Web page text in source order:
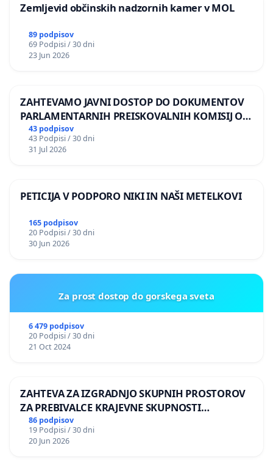
Zemljevid občinskih nadzornih kamer v MOL
89 podpisov
69 Podpisi / 30 dni
23 Jun 2026
ZAHTEVAMO JAVNI DOSTOP DO DOKUMENTOV
PARLAMENTARNIH PREISKOVALNIH KOMISIJ O
ILEGALNI TRGOVINI Z OROŽJEM
43 podpisov
43 Podpisi / 30 dni
31 Jul 2026
PETICIJA V PODPORO NIKI IN NAŠI METELKOVI
165 podpisov
20 Podpisi / 30 dni
30 Jun 2026
Za prost dostop do gorskega sveta
6 479 podpisov
20 Podpisi / 30 dni
21 Oct 2024
ZAHTEVA ZA IZGRADNJO SKUPNIH PROSTOROV
ZA PREBIVALCE KRAJEVNE SKUPNOSTI
PRESTRANEK
86 podpisov
19 Podpisi / 30 dni
20 Jun 2026